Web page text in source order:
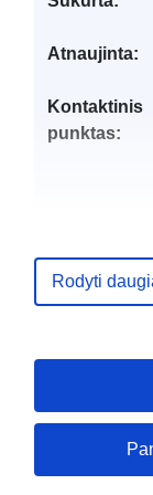
Atnaujinta:
Kontaktinis
punktas:
Katalogo
Rodyti